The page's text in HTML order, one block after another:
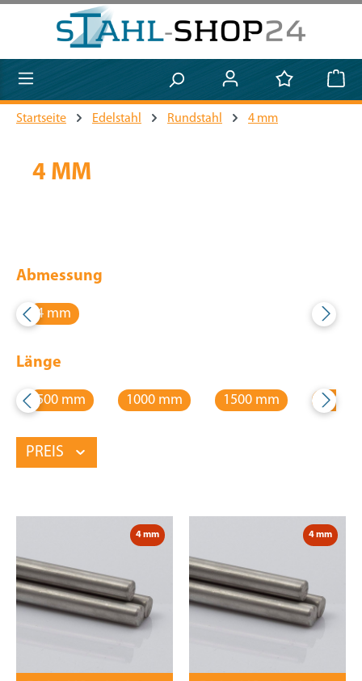
Zum Hauptinhalt springen
Startseite Edelstahl Rundstahl 4 mm
4 MM
Abmessung
4 mm
Länge
500 mm 1000 mm 1500 mm 2000
PREIS
4 mm 4 mm